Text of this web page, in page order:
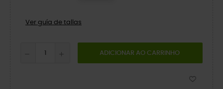
Ver guía de tallas
ADICIONAR AO CARRINHO